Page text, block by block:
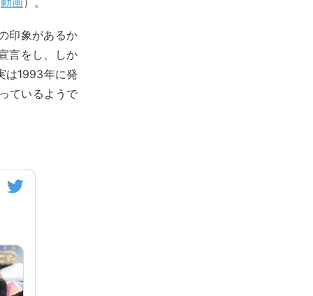
印象があるか
言をし、しか
は1993年に発
ているようで